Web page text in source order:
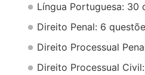
Língua Portuguesa: 30
Direito Penal: 6
Direito Processual
Direito Processual